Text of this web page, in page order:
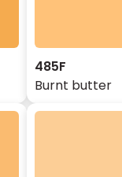
485F
Burnt butter